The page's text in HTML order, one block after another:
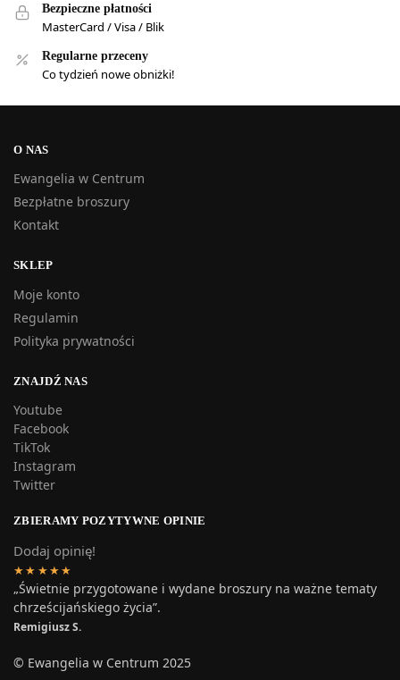
Bezpieczne płatności
MasterCard / Visa / Blik
Regularne przeceny
Co tydzień nowe obniżki!
O NAS
Ewangelia w Centrum
Bezpłatne broszury
Kontakt
SKLEP
Moje konto
Regulamin
Polityka prywatności
ZNAJDŹ NAS
Youtube
Facebook
TikTok
Instagram
Twitter
ZBIERAMY POZYTYWNE OPINIE
Dodaj opinię!
★★★★★
„Świetnie przygotowane i wydane broszury na ważne tematy
chrześcijańskiego życia”.
Remigiusz S.
© Ewangelia w Centrum 2025